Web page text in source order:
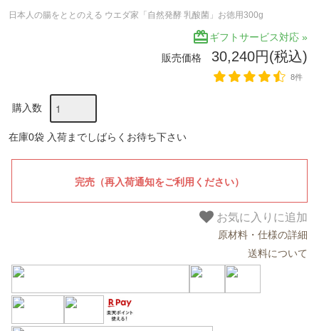
日本人の腸をととのえる ウエダ家「自然発酵 乳酸菌」お徳用300g
redeemギフトサービス対応 »
販売価格 30,240円(税込)
8件
購入数
在庫0袋 入荷までしばらくお待ち下さい
お気に入りに追加
原材料・仕様の詳細
送料について